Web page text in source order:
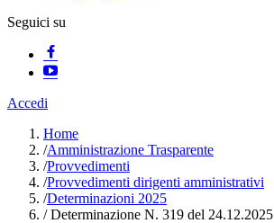
Seguici su
Accedi
Home
/Amministrazione Trasparente
/Provvedimenti
/Provvedimenti dirigenti amministrativi
/Determinazioni 2025
/Determinazione N. 319 del 24.12.2025